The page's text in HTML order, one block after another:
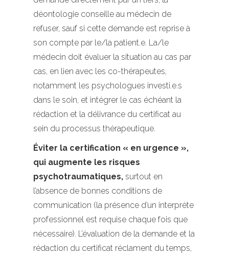
déontologie conseille au médecin de
refuser, sauf si cette demande est reprise à
son compte par le/la patient.e. La/le
médecin doit évaluer la situation au cas par
cas, en lien avec les co-thérapeutes,
notamment les psychologues investi.e.s
dans le soin, et intégrer le cas échéant la
rédaction et la délivrance du certificat au
sein du processus thérapeutique.
Éviter la certification « en urgence »,
qui augmente les risques
psychotraumatiques, surtout en
l’absence de bonnes conditions de
communication (la présence d’un interprète
professionnel est requise chaque fois que
nécessaire). L’évaluation de la demande et la
rédaction du certificat réclament du temps,